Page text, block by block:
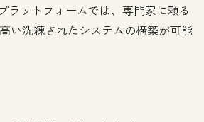
ラットフォームでは、専門家に頼る
い洗練されたシステムの構築が可能